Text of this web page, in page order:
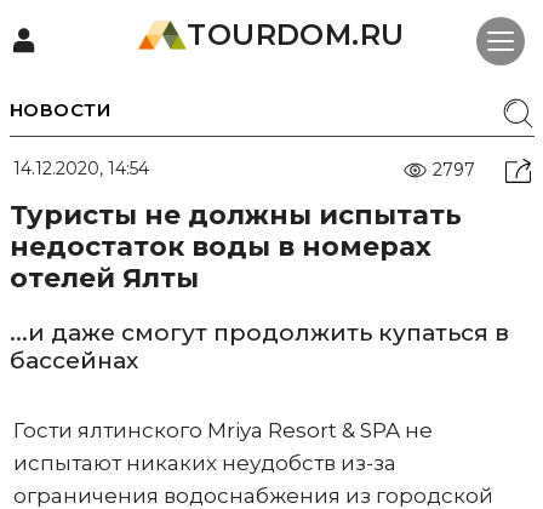
TOURDOM.RU
НОВОСТИ
14.12.2020, 14:54 2797
Туристы не должны испытать
недостаток воды в номерах
отелей Ялты
...и даже смогут продолжить купаться в
бассейнах
Гости ялтинского Mriya Resort & SPA не
испытают никаких неудобств из-за
ограничения водоснабжения из городской